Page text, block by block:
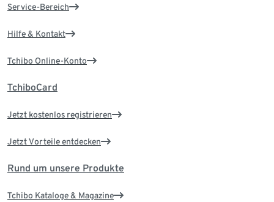
Service-Bereich
Hilfe & Kontakt
Tchibo Online-Konto
TchiboCard
Jetzt kostenlos registrieren
Jetzt Vorteile entdecken
Rund um unsere Produkte
Tchibo Kataloge & Magazine